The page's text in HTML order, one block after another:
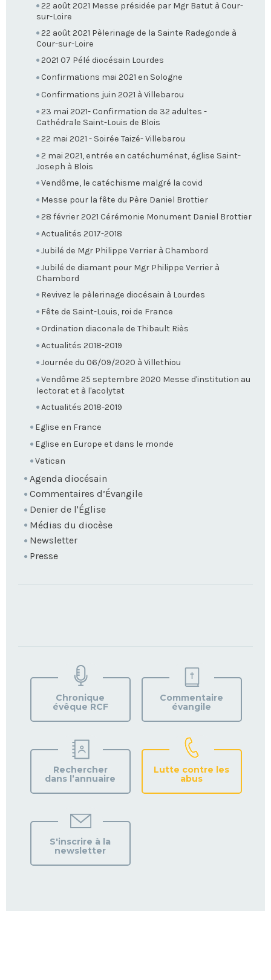
22 août 2021 Messe présidée par Mgr Batut à Cour-
sur-Loire
22 août 2021 Pèlerinage de la Sainte Radegonde à
Cour-sur-Loire
2021 07 Pélé diocésain Lourdes
Confirmations mai 2021 en Sologne
Confirmations juin 2021 à Villebarou
23 mai 2021- Confirmation de 32 adultes -
Cathédrale Saint-Louis de Blois
22 mai 2021 - Soirée Taizé- Villebarou
2 mai 2021, entrée en catéchuménat, église Saint-
Joseph à Blois
Vendôme, le catéchisme malgré la covid
Messe pour la fête du Père Daniel Brottier
28 février 2021 Cérémonie Monument Daniel Brottier
Actualités 2017-2018
Jubilé de Mgr Philippe Verrier à Chambord
Jubilé de diamant pour Mgr Philippe Verrier à
Chambord
Revivez le pèlerinage diocésain à Lourdes
Fête de Saint-Louis, roi de France
Ordination diaconale de Thibault Riès
Actualités 2018-2019
Journée du 06/09/2020 à Villethiou
Vendôme 25 septembre 2020 Messe d'institution au
lectorat et à l'acolytat
Actualités 2018-2019
Eglise en France
Eglise en Europe et dans le monde
Vatican
Agenda diocésain
Commentaires d’Évangile
Denier de l'Église
Médias du diocèse
Newsletter
Presse
VOTRE
PAROISSE
Chronique
évêque RCF
Commentaire
évangile
Rechercher
dans l’annuaire
Lutte contre les
abus
S'inscrire à la
newsletter